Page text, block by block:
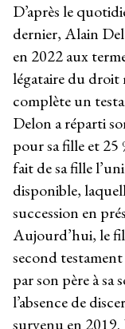
D’après le
dernier, Alain
en 2022 aux
légataire du droit
complète un
Delon a réparti
pour sa fille et 25
fait de sa fille
disponible,
succession en
Aujourd’hui, le
second
par son père à
l’absence de
survenu en 2019.